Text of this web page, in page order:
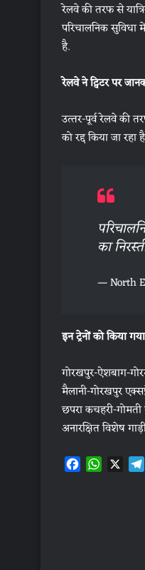
रेलवे की तरफ से
परिचालनिक
है.
रेलवे ने ट्व‍िटर पर
उत्‍तर-पूर्व रेलवे की
को रद्द क‍िया जा
का
— North
इन ट्रेनों को क‍िया गया
गोरखपुर-ऐशबाग-
मैलानी-गोरखपुर
छपरा कचहरी-गोमती
अनारक्ष‍ित व‍िशेष
F W X